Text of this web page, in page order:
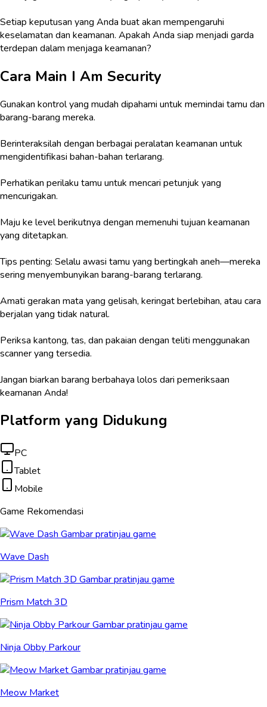
Setiap keputusan yang Anda buat akan mempengaruhi
keselamatan dan keamanan. Apakah Anda siap menjadi garda
terdepan dalam menjaga keamanan?
Cara Main I Am Security
Gunakan kontrol yang mudah dipahami untuk memindai tamu dan
barang-barang mereka.
Berinteraksilah dengan berbagai peralatan keamanan untuk
mengidentifikasi bahan-bahan terlarang.
Perhatikan perilaku tamu untuk mencari petunjuk yang
mencurigakan.
Maju ke level berikutnya dengan memenuhi tujuan keamanan
yang ditetapkan.
Tips penting: Selalu awasi tamu yang bertingkah aneh—mereka
sering menyembunyikan barang-barang terlarang.
Amati gerakan mata yang gelisah, keringat berlebihan, atau cara
berjalan yang tidak natural.
Periksa kantong, tas, dan pakaian dengan teliti menggunakan
scanner yang tersedia.
Jangan biarkan barang berbahaya lolos dari pemeriksaan
keamanan Anda!
Platform yang Didukung
PC
Tablet
Mobile
Game Rekomendasi
Wave Dash
Prism Match 3D
Ninja Obby Parkour
Meow Market